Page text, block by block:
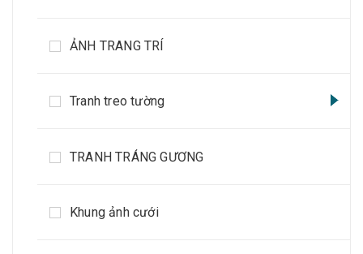
ẢNH TRANG TRÍ
Tranh treo tường
TRANH TRÁNG GƯƠNG
Khung ảnh cưới